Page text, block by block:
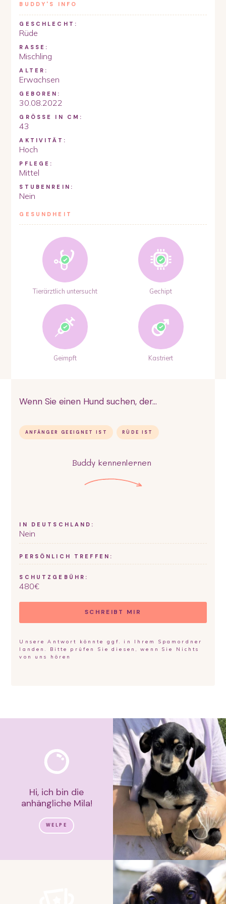
BUDDY 'S INFO
GESCHLECHT:
Rüde
RASSE:
Mischling
ALTER:
Erwachsen
GEBOREN:
30.08.2022
GRÖSSE IN CM:
43
AKTIVITÄT:
Hoch
PFLEGE:
Mittel
STUBENREIN:
Nein
GESUNDHEIT
Tierärztlich untersucht Gechipt
Geimpft Kastriert
Wenn Sie einen Hund suchen, der...
ANFÄNGER GEEIGNET IST RÜDE IST
Buddy kennenlernen
IN DEUTSCHLAND:
Nein
PERSÖNLICH TREFFEN:
SCHUTZGEBÜHR:
480€
SCHREIBT MIR
Unsere Antwort könnte ggf. in Ihrem Spamordner
landen. Bitte prüfen Sie diesen, wenn Sie Nichts
von uns hören
Hi, ich bin die
anhängliche Mila!
WELPE